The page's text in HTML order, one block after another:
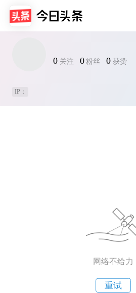
0 关注 0 粉丝 0 获赞
IP：
网络不给力
重试